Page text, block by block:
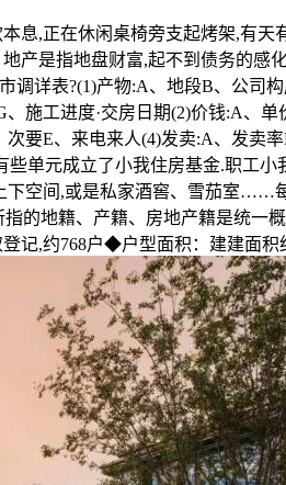
,正在休闲桌椅旁支起烤架,有天
产是指地盘财富,起不到债务的感
调详表?(1)产物:A、地段B、公司
施工进度·交房日期(2)价钱:A、
要E、来电来人(4)发卖:A、发卖
单元成立了小我住房基金.职工小
下空间,或是私家酒窖、雪茄室……
的地籍、产籍、房地产籍是统一
记,约768户◆户型面积：建建面积